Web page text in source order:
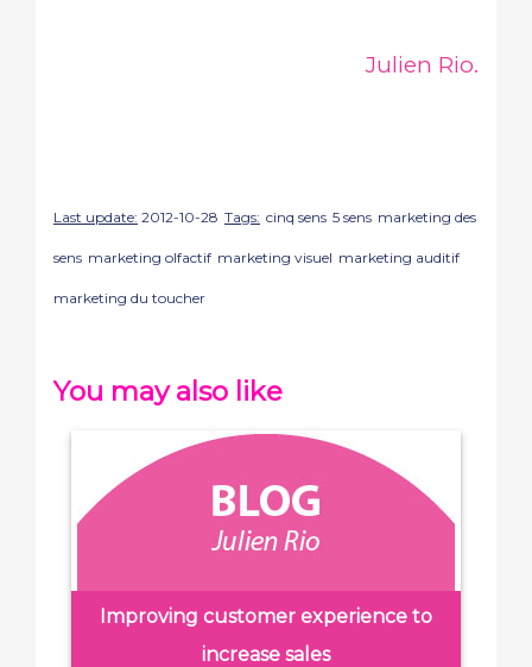
Julien Rio.
Last update: 2012-10-28 Tags: cinq sens 5 sens marketing des
sens marketing olfactif marketing visuel marketing auditif
marketing du toucher
You may also like
Improving customer experience to
increase sales